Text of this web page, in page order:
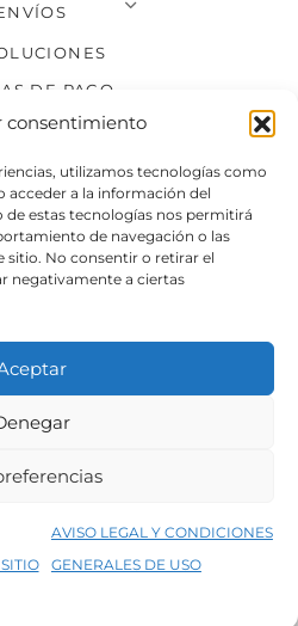
consentimiento
utilizamos tecnologías como
acceder a la información del
estas tecnologías nos permitirá
de navegación o las
sitio. No consentir o retirar el
negativamente a ciertas
AVISO LEGAL Y CONDICIONES
GENERALES DE USO
utiliza el código PRIMERACOMPRA
DE PAGO
generales de venta
del sitio web
todos los derechos